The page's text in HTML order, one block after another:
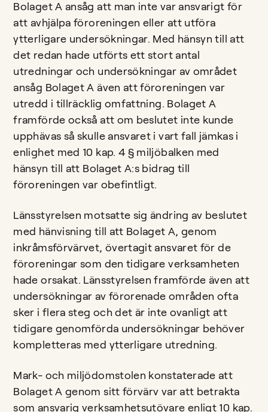
Bolaget A ansåg att man inte var ansvarigt för
att avhjälpa föroreningen eller att utföra
ytterligare undersökningar. Med hänsyn till att
det redan hade utförts ett stort antal
utredningar och undersökningar av området
ansåg Bolaget A även att föroreningen var
utredd i tillräcklig omfattning. Bolaget A
framförde också att om beslutet inte kunde
upphävas så skulle ansvaret i vart fall jämkas i
enlighet med 10 kap. 4 § miljöbalken med
hänsyn till att Bolaget A:s bidrag till
föroreningen var obefintligt.
Länsstyrelsen motsatte sig ändring av beslutet
med hänvisning till att Bolaget A, genom
inkråmsförvärvet, övertagit ansvaret för de
föroreningar som den tidigare verksamheten
hade orsakat. Länsstyrelsen framförde även att
undersökningar av förorenade områden ofta
sker i flera steg och det är inte ovanligt att
tidigare genomförda undersökningar behöver
kompletteras med ytterligare utredning.
Mark- och miljödomstolen konstaterade att
Bolaget A genom sitt förvärv var att betrakta
som ansvarig verksamhetsutövare enligt 10 kap.